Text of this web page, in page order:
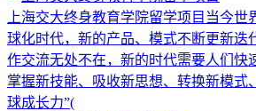
上海交大终身教育学院留学项目当今
球化时代，新的产品、模式不断更新迭
作交流无处不在，新的时代需要人们快
掌握新技能、吸收新思想、转换新模
球成长力”(